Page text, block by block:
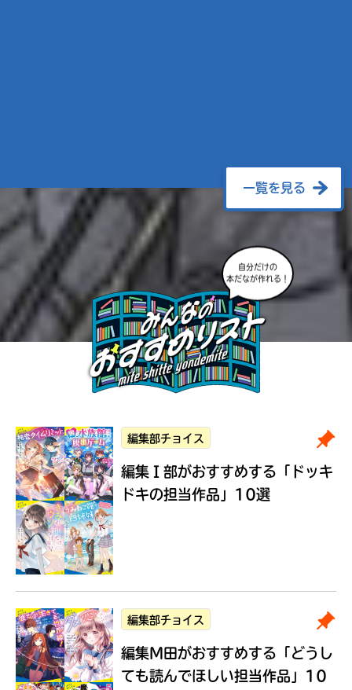
一覧を見る
自分だけの
本だなが作れる！
編集部チョイス
編集Ｉ部がおすすめする 「ドッキ
ドキの担当作品」10選
編集部チョイス
編集M田がおすすめする 「どうし
ても読んでほしい担当作品」10